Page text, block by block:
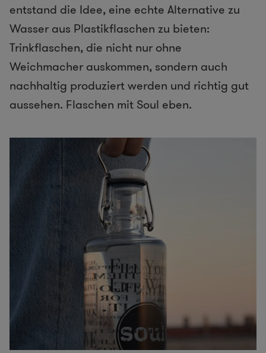
entstand die Idee, eine echte Alternative zu
Wasser aus Plastikflaschen zu bieten:
Trinkflaschen, die nicht nur ohne
Weichmacher auskommen, sondern auch
nachhaltig produziert werden und richtig gut
aussehen. Flaschen mit Soul eben.